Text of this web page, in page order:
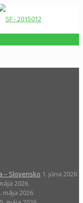
– Slovensko 1. júna 2026
2026
mája 2026